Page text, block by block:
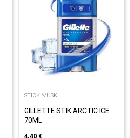
STICK MUSKI
GILLETTE STIK ARCTIC ICE
70ML
4,40 €